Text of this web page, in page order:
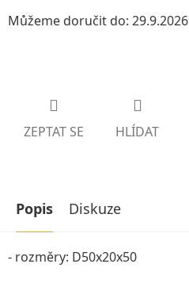
Můžeme doručit do: 29.9.2026
ZEPTAT SE HLÍDAT
Popis Diskuze
- rozměry: D50x20x50